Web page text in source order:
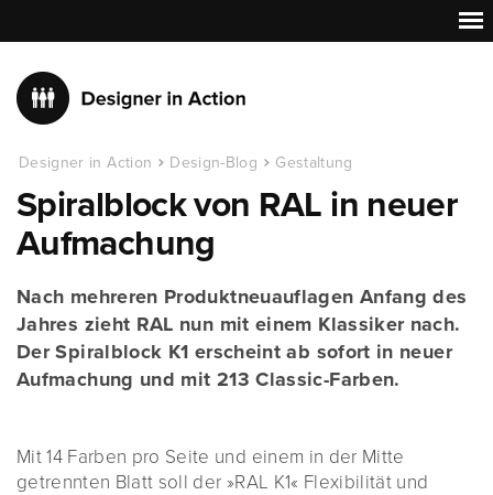
Designer in Action Design-Blog Gestaltung
Spiralblock von RAL in neuer
Aufmachung
Nach mehreren Produktneuauflagen Anfang des
Jahres zieht RAL nun mit einem Klassiker nach.
Der Spiralblock K1 erscheint ab sofort in neuer
Aufmachung und mit 213 Classic-Farben.
Mit 14 Farben pro Seite und einem in der Mitte
getrennten Blatt soll der »RAL K1« Flexibilität und